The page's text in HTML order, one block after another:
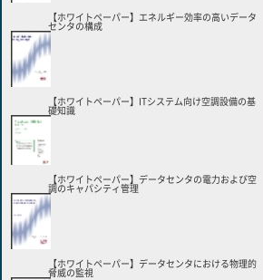
【ホワイトペーパー】エネルギー効率の高いデータ
センタの構成
【ホワイトペーパー】ITシステム向け空調設備の基
礎知識
【ホワイトペーパー】データセンタの電力および空
調のキャパシティ管理
【ホワイトペーパー】データセンタにおける物理的
脅威の監視